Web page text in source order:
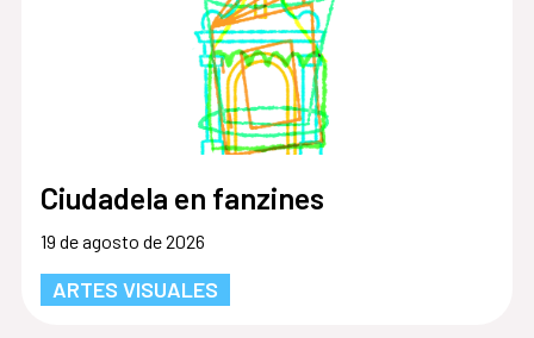
Ciudadela en fanzines
19 de agosto de 2026
ARTES VISUALES